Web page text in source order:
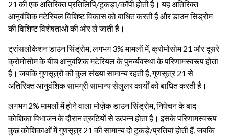
21 की एक अतिरिक्त प्रतिलिपि/टुकड़ा/कॉपी होती है। यह अतिरिक्त
आनुवंशिक मटेरियल विशिष्ट विकास को बाधित करती है और डाउन सिंड्रोम
की विशिष्ट विशेषताओं की ओर ले जाती है।
ट्रांसलोकेशन डाउन सिंड्रोम, लगभग 3% मामलों में, क्रोमोसोम 21 और दूसरे
क्रोमोसोम के बीच आनुवंशिक मटेरियल के पुनर्व्यवस्था के परिणामस्वरूप होता
है। जबकि गुणसूत्रों की कुल संख्या सामान्य रहती है, गुणसूत्र 21 से
अतिरिक्त आनुवंशिक सामग्री सामान्य सेलुलर कार्यों को बाधित करती है।
लगभग 2% मामलों में होने वाला मोज़ेक डाउन सिंड्रोम, निषेचन के बाद
कोशिका विभाजन के दौरान त्रुटियों से उत्पन्न होता है। इसके परिणामस्वरूप
कुछ कोशिकाओं में गुणसूत्र 21 की सामान्य दो टुकड़े/प्रतियां होती हैं, जबकि